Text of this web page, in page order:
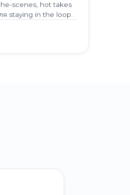
scenes, hot takes
staying in the loop.